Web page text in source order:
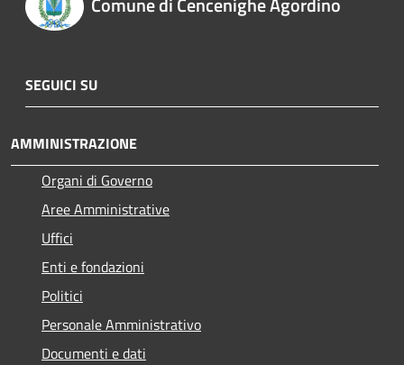
SEGUICI SU
AMMINISTRAZIONE
Organi di Governo
Aree Amministrative
Uffici
Enti e fondazioni
Politici
Personale Amministrativo
Documenti e dati